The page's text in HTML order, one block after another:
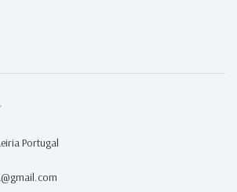
Portugal